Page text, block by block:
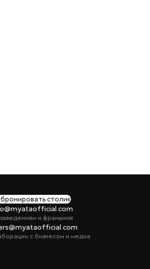
столик
и франшизе
с бизнесом и медиа